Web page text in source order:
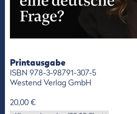
Printausgabe
ISBN 978-3-98791-307-5
Westend Verlag GmbH
20,00 €